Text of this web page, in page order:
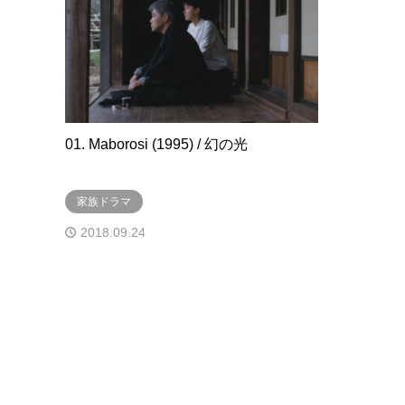
01. Maborosi (1995) / 幻の光
家族ドラマ
2018.09.24